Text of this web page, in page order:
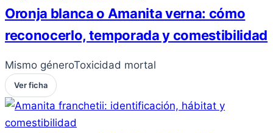
Oronja blanca o Amanita verna: cómo
reconocerlo, temporada y comestibilidad
Mismo géneroToxicidad mortal
Ver ficha